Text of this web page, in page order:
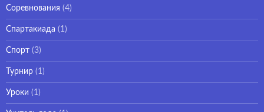
Соревнования (4)
Спартакиада (1)
Спорт (3)
Турнир (1)
Уроки (1)